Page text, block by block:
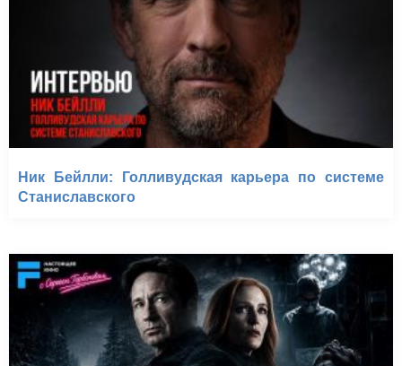
Ник Бейлли: Голливудская карьера по системе
Станиславского